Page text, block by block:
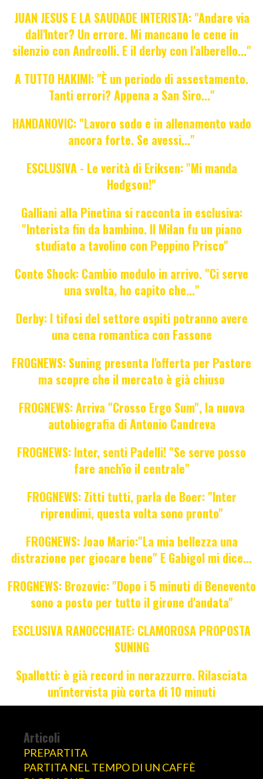
JUAN JESUS E LA SAUDADE INTERISTA: "Andare via
dall'Inter? Un errore. Mi mancano le cene in
silenzio con Andreolli. E il derby con l'alberello..."
A TUTTO HAKIMI: "È un periodo di assestamento.
Tanti errori? Appena a San Siro..."
HANDANOVIC: "Lavoro sodo e in allenamento vado
ancora forte. Se avessi..."
ESCLUSIVA - Le verità di Eriksen: "Mi manda
Hodgson!"
Galliani alla Pinetina si racconta in esclusiva:
"Interista fin da bambino. Il Milan fu un piano
studiato a tavolino con Peppino Prisco"
Conte Shock: Cambio modulo in arrivo. "Ci serve
una svolta, ho capito che..."
Derby: I tifosi del settore ospiti potranno avere
una cena romantica con Fassone
FROGNEWS: Suning presenta l'offerta per Pastore
ma scopre che il mercato è già chiuso
FROGNEWS: Arriva "Crosso Ergo Sum", la nuova
autobiografia di Antonio Candreva
FROGNEWS: Inter, senti Padelli! "Se serve posso
fare anch'io il centrale"
FROGNEWS: Zitti tutti, parla de Boer: "Inter
riprendimi, questa volta sono pronto"
FROGNEWS: Joao Mario:"La mia bellezza una
distrazione per giocare bene" E Gabigol mi dice...
FROGNEWS: Brozovic: "Dopo i 5 minuti di Benevento
sono a posto per tutto il girone d'andata"
ESCLUSIVA RANOCCHIATE: CLAMOROSA PROPOSTA
SUNING
Spalletti: è già record in nerazzurro. Rilasciata
un'intervista più corta di 10 minuti
Articoli
PREPARTITA
PARTITA NEL TEMPO DI UN CAFFÈ